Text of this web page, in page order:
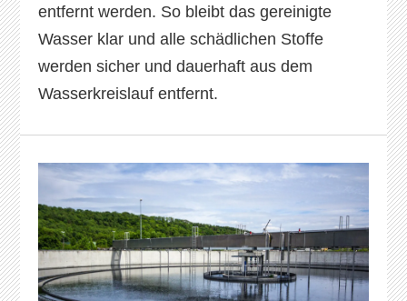
entfernt werden. So bleibt das gereinigte
Wasser klar und alle schädlichen Stoffe
werden sicher und dauerhaft aus dem
Wasserkreislauf entfernt.